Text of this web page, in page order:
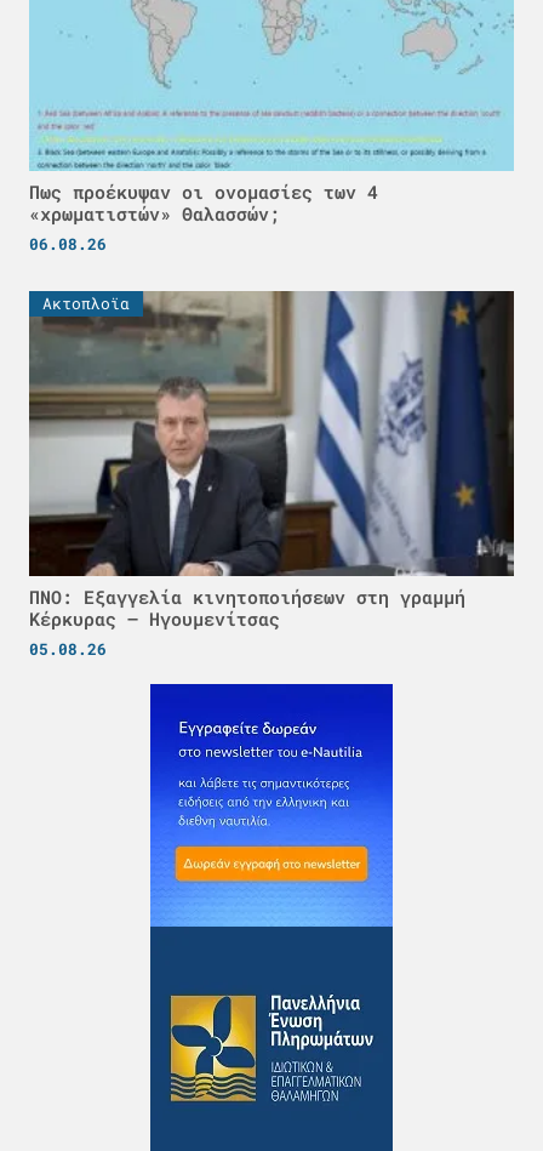
Πως προέκυψαν οι ονομασίες των 4
«χρωματιστών» Θαλασσών;
06.08.26
Ακτοπλοϊα
ΠΝΟ: Εξαγγελία κινητοποιήσεων στη γραμμή
Κέρκυρας – Ηγουμενίτσας
05.08.26